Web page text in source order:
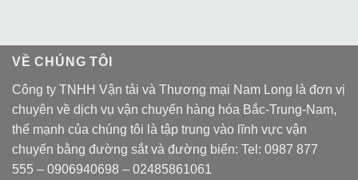
VỀ CHÚNG TÔI
Công ty TNHH Vận tải và Thương mại Nam Long là đơn vị
chuyên về dịch vụ vận chuyển hàng hóa Bắc-Trung-Nam,
thế mạnh của chúng tôi là tập trung vào lĩnh vực vận
chuyển bằng đường sắt và đường biển: Tel: 0987 877
555 – 0906940698 – 02485861061